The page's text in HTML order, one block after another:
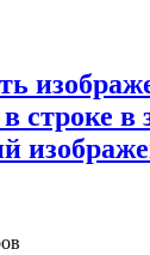
строке в